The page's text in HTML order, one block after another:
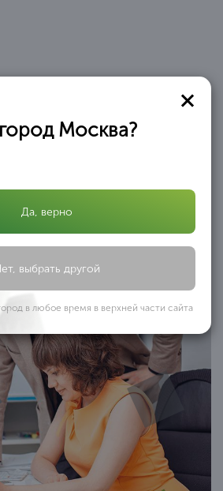
граждан как
Москва?
Да, верно
выбрать другой
в любое время в верхней части сайта